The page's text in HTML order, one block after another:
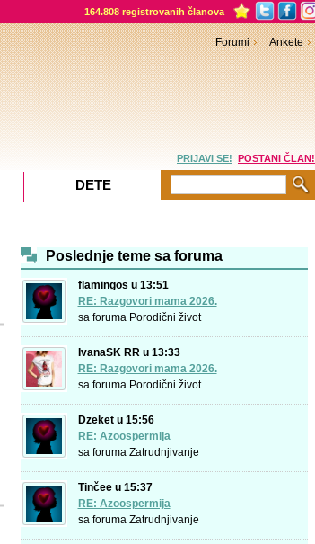
164.808 registrovanih članova
Poslednje teme sa foruma
flamingos u 13:51
RE: Razgovori mama 2026.
sa foruma Porodični život
IvanaSK RR u 13:33
RE: Razgovori mama 2026.
sa foruma Porodični život
Dzeket u 15:56
RE: Azoospermija
sa foruma Zatrudnjivanje
Tinčee u 15:37
RE: Azoospermija
sa foruma Zatrudnjivanje
Forumi Ankete
PRIJAVI SE! POSTANI ČLAN!
DETE